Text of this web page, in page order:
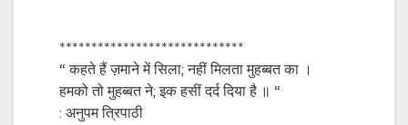
*****************************
“ कहते हैं ज़माने में सिला; नहीं मिलता मुहब्बत का ।
हमको तो मुहब्बत ने; इक हसीं दर्द दिया है ॥ “
: अनुपम त्रिपाठी